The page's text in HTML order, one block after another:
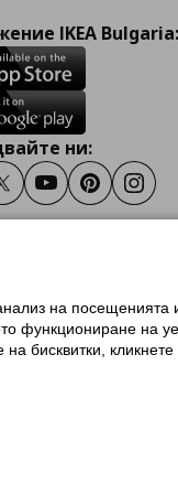
IKEA Bulgaria:
ни:
TwitterYoutubePinterest
на ikea.bg
Family
на посещенията
функциониране на
бисквитки,